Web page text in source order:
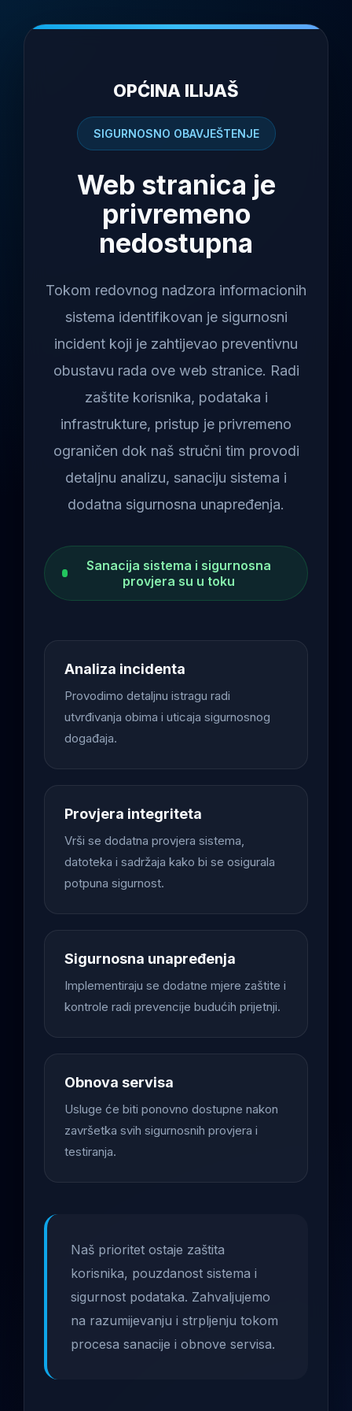
OPĆINA ILIJAŠ
SIGURNOSNO OBAVJEŠTENJE
Web stranica je
privremeno
nedostupna
Tokom redovnog nadzora informacionih
sistema identifikovan je sigurnosni
incident koji je zahtijevao preventivnu
obustavu rada ove web stranice. Radi
zaštite korisnika, podataka i
infrastrukture, pristup je privremeno
ograničen dok naš stručni tim provodi
detaljnu analizu, sanaciju sistema i
dodatna sigurnosna unapređenja.
Sanacija sistema i sigurnosna
provjera su u toku
Analiza incidenta
Provodimo detaljnu istragu radi
utvrđivanja obima i uticaja sigurnosnog
događaja.
Provjera integriteta
Vrši se dodatna provjera sistema,
datoteka i sadržaja kako bi se osigurala
potpuna sigurnost.
Sigurnosna unapređenja
Implementiraju se dodatne mjere zaštite i
kontrole radi prevencije budućih prijetnji.
Obnova servisa
Usluge će biti ponovno dostupne nakon
završetka svih sigurnosnih provjera i
testiranja.
Naš prioritet ostaje zaštita
korisnika, pouzdanost sistema i
sigurnost podataka. Zahvaljujemo
na razumijevanju i strpljenju tokom
procesa sanacije i obnove servisa.